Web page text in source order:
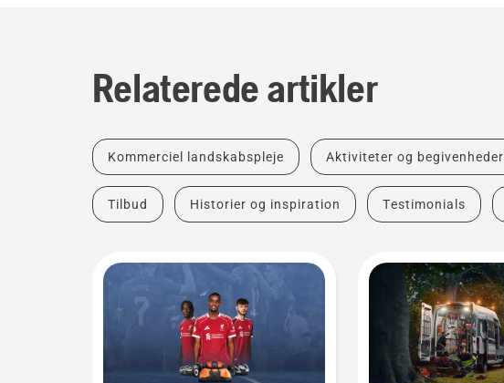
Relaterede artikler
Kommerciel landskabspleje Aktiviteter og begivenheder
Tilbud Historier og inspiration Testimonials